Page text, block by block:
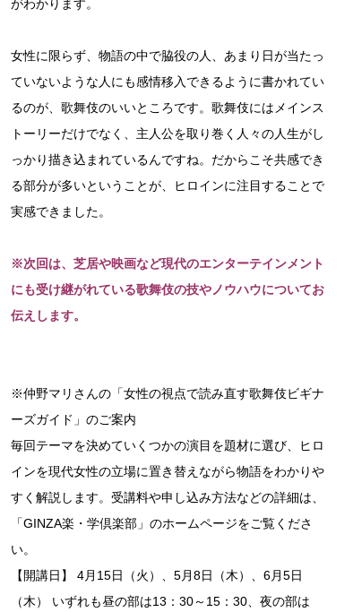
がわかります。
女性に限らず、物語の中で脇役の人、あまり日が当たっ
ていないような人にも感情移入できるように書かれてい
るのが、歌舞伎のいいところです。歌舞伎にはメインス
トーリーだけでなく、主人公を取り巻く人々の人生がし
っかり描き込まれているんですね。だからこそ共感でき
る部分が多いということが、ヒロインに注目することで
実感できました。
※次回は、芝居や映画など現代のエンターテインメント
にも受け継がれている歌舞伎の技やノウハウについてお
伝えします。
※仲野マリさんの「女性の視点で読み直す歌舞伎ビギナ
ーズガイド」のご案内
毎回テーマを決めていくつかの演目を題材に選び、ヒロ
インを現代女性の立場に置き替えながら物語をわかりや
すく解説します。受講料や申し込み方法などの詳細は、
「GINZA楽・学倶楽部」のホームページをご覧くださ
い。
【開講日】 4月15日（火）、5月8日（木）、6月5日
（木） いずれも昼の部は13：30～15：30、夜の部は